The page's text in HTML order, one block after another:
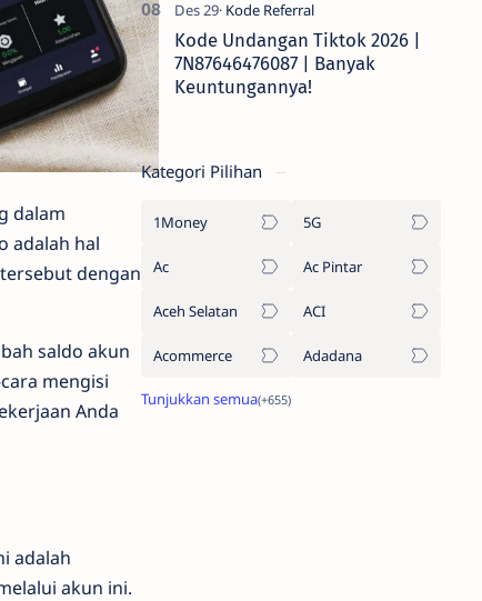
dalam
adalah hal
dengan
saldo akun
mengisi
Anda
adalah
akun ini.
Kode Undangan Tiktok 2026 |
7N87646476087 | Banyak
Keuntungannya!
Kategori Pilihan
1Money 5G
Ac Ac Pintar
Aceh Selatan ACI
Acommerce Adadana